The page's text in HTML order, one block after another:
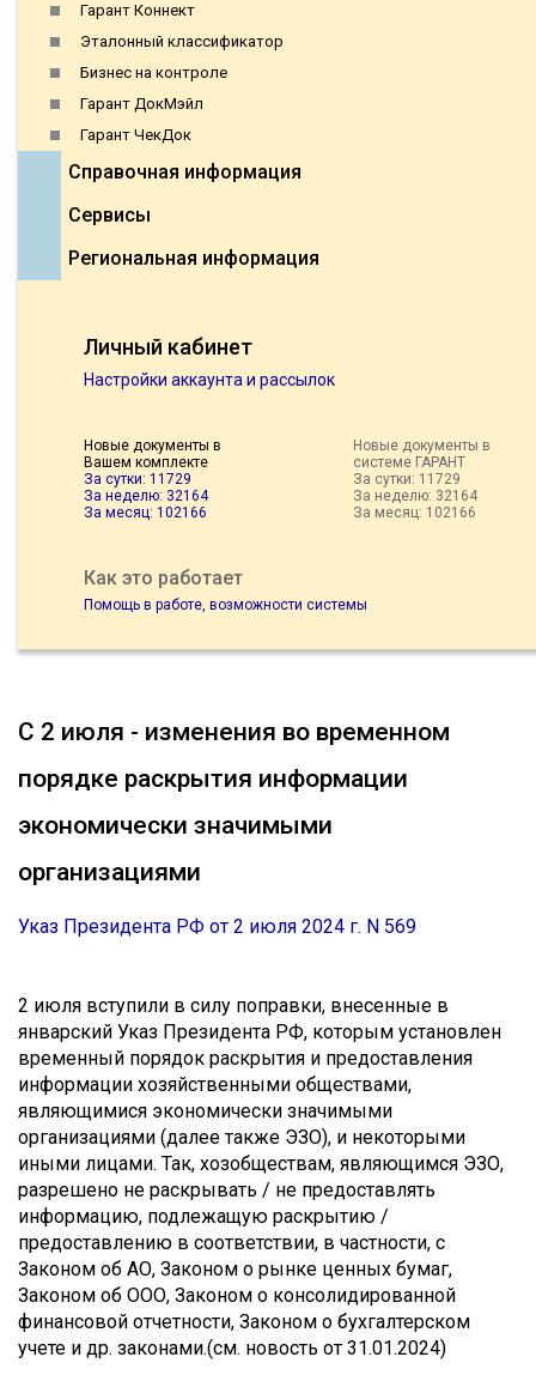
Гарант Коннект
Эталонный классификатор
Бизнес на контроле
Гарант ДокМэйл
Гарант ЧекДок
Справочная информация
Сервисы
Региональная информация
Личный кабинет
Настройки аккаунта и рассылок
Новые документы в
Вашем комплекте
За сутки: 11729
За неделю: 32164
За месяц: 102166
Новые документы в
системе ГАРАНТ
За сутки: 11729
За неделю: 32164
За месяц: 102166
Как это работает
Помощь в работе, возможности системы
С 2 июля - изменения во временном
порядке раскрытия информации
экономически значимыми
организациями
Указ Президента РФ от 2 июля 2024 г. N 569
2 июля вступили в силу поправки, внесенные в
январский Указ Президента РФ, которым установлен
временный порядок раскрытия и предоставления
информации хозяйственными обществами,
являющимися экономически значимыми
организациями (далее также ЭЗО), и некоторыми
иными лицами. Так, хозобществам, являющимся ЭЗО,
разрешено не раскрывать / не предоставлять
информацию, подлежащую раскрытию /
предоставлению в соответствии, в частности, с
Законом об АО, Законом о рынке ценных бумаг,
Законом об ООО, Законом о консолидированной
финансовой отчетности, Законом о бухгалтерском
учете и др. законами.(см. новость от 31.01.2024)